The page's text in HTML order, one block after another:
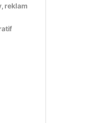
reklam